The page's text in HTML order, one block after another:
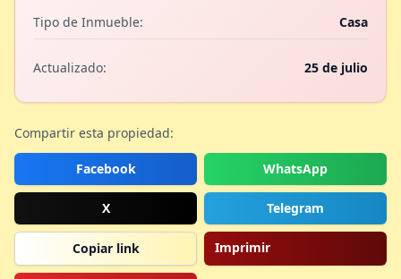
Tipo de Inmueble: Casa
Actualizado: 25 de julio
Compartir esta propiedad:
Facebook WhatsApp
X Telegram
Copiar link Imprimir